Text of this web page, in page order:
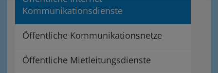
Kommunikationsdienste
Öffentliche Kommunikationsnetze
Öffentliche Mietleitungsdienste